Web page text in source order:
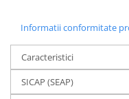
Informatii conformitate
Caracteristici
SICAP (SEAP)